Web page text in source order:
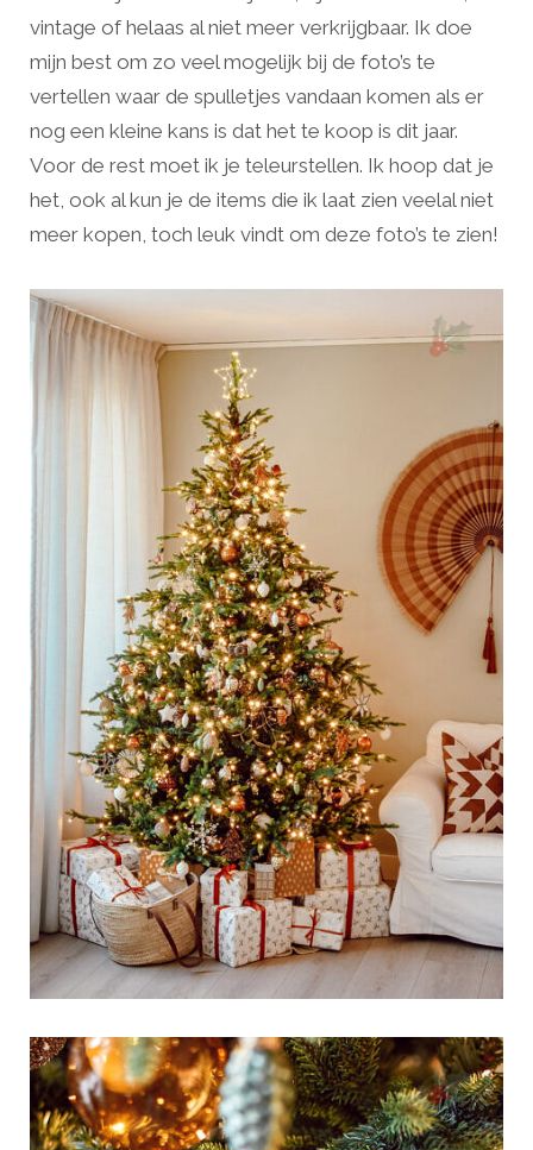
vintage of helaas al niet meer verkrijgbaar. Ik doe
mijn best om zo veel mogelijk bij de foto’s te
vertellen waar de spulletjes vandaan komen als er
nog een kleine kans is dat het te koop is dit jaar.
Voor de rest moet ik je teleurstellen. Ik hoop dat je
het, ook al kun je de items die ik laat zien veelal niet
meer kopen, toch leuk vindt om deze foto’s te zien!